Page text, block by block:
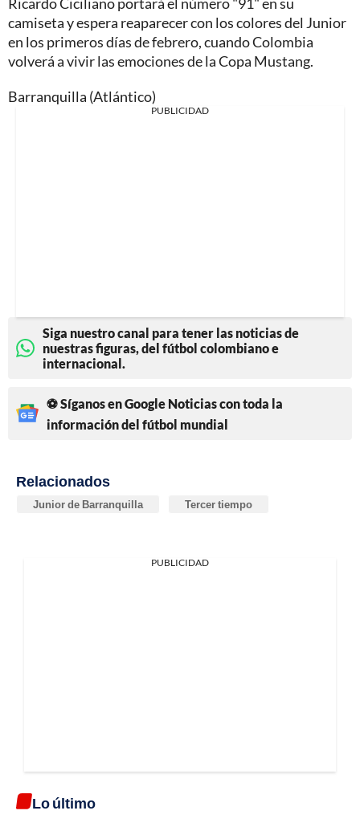
camiseta y espera reaparecer con los colores del Junior
en los primeros días de febrero, cuando Colombia
volverá a vivir las emociones de la Copa Mustang.
Barranquilla (Atlántico)
PUBLICIDAD
Siga nuestro canal para tener las noticias de
nuestras figuras, del fútbol colombiano e
internacional.
⚽ Síganos en Google Noticias con toda la
información del fútbol mundial
Relacionados
Junior de Barranquilla Tercer tiempo
PUBLICIDAD
Lo último